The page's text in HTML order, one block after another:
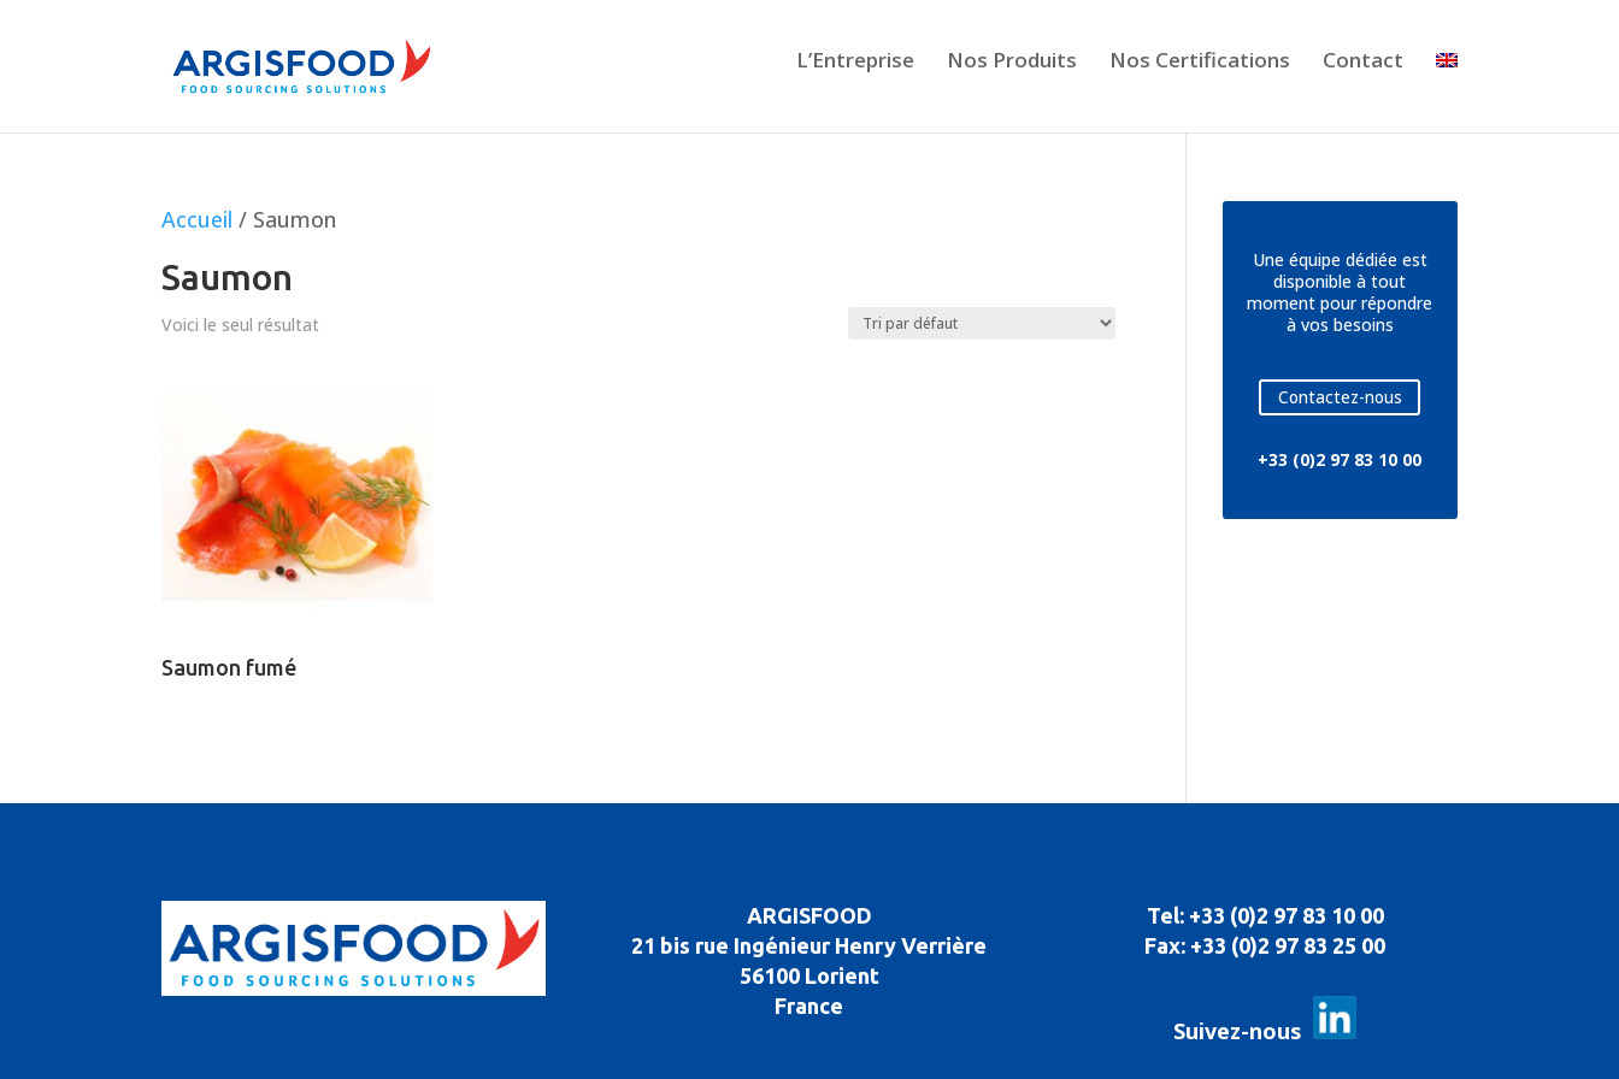
L’Entreprise Nos Produits Nos Certifications Contact
Accueil / Saumon
Saumon
Voici le seul résultat
Saumon fumé
Une équipe dédiée est
disponible à tout
moment pour répondre
à vos besoins
Contactez-nous
+33 (0)2 97 83 10 00
ARGISFOOD
21 bis rue Ingénieur Henry Verrière
56100 Lorient
France
Tel: +33 (0)2 97 83 10 00
Fax: +33 (0)2 97 83 25 00
Suivez-nous